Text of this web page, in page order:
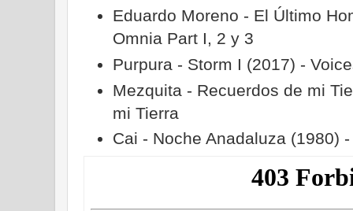
Eduardo Moreno - El Último
Omnia Part I, 2 y 3
Purpura - Storm I (2017) -
Mezquita - Recuerdos de mi
mi Tierra
Cai - Noche Anadaluza (1980)